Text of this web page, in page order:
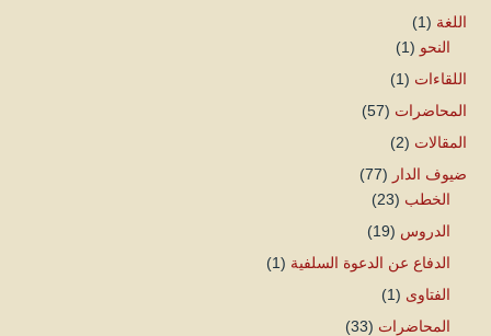
اللغة (1)
النحو (1)
اللقاءات (1)
المحاضرات (57)
المقالات (2)
ضيوف الدار (77)
الخطب (23)
الدروس (19)
الدفاع عن الدعوة السلفية (1)
الفتاوى (1)
المحاضرات (33)